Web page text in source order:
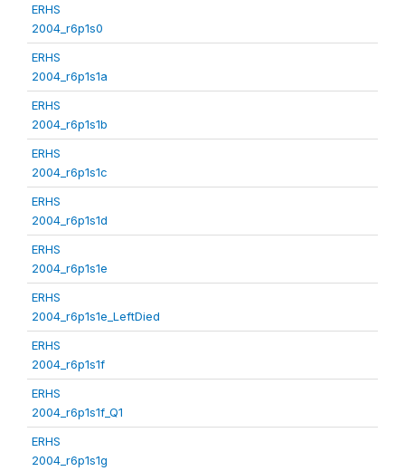
ERHS
2004_r6p1s0
ERHS
2004_r6p1s1a
ERHS
2004_r6p1s1b
ERHS
2004_r6p1s1c
ERHS
2004_r6p1s1d
ERHS
2004_r6p1s1e
ERHS
2004_r6p1s1e_LeftDied
ERHS
2004_r6p1s1f
ERHS
2004_r6p1s1f_Q1
ERHS
2004_r6p1s1g